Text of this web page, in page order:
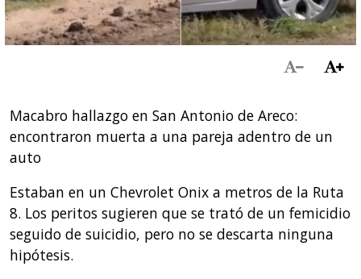
Macabro hallazgo en San Antonio de Areco:
encontraron muerta a una pareja adentro de un
auto
Estaban en un Chevrolet Onix a metros de la Ruta
8. Los peritos sugieren que se trató de un femicidio
seguido de suicidio, pero no se descarta ninguna
hipótesis.